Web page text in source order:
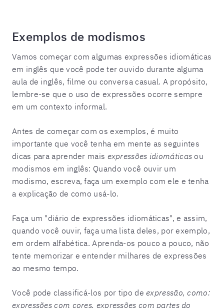
Exemplos de modismos
Vamos começar com algumas expressões idiomáticas
em inglês que você pode ter ouvido durante alguma
aula de inglês, filme ou conversa casual. A propósito,
lembre-se que o uso de expressões ocorre sempre
em um contexto informal.
Antes de começar com os exemplos, é muito
importante que você tenha em mente as seguintes
dicas para aprender mais expressões idiomáticas ou
modismos em inglês: Quando você ouvir um
modismo, escreva, faça um exemplo com ele e tenha
a explicação de como usá-lo.
Faça um "diário de expressões idiomáticas", e assim,
quando você ouvir, faça uma lista deles, por exemplo,
em ordem alfabética. Aprenda-os pouco a pouco, não
tente memorizar e entender milhares de expressões
ao mesmo tempo.
Você pode classificá-los por tipo deexpressão, como:
expressões com cores, expressões com partes do